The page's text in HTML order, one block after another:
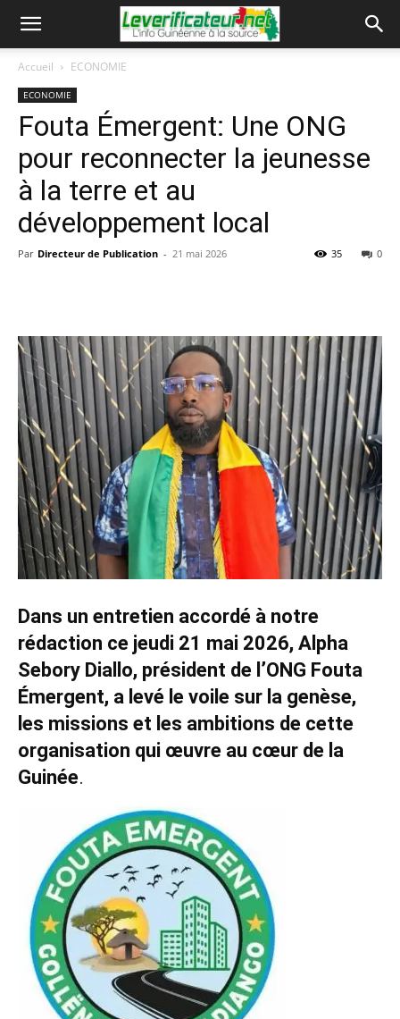
Accueil ECONOMIE
ECONOMIE
Fouta Émergent: Une ONG
pour reconnecter la jeunesse
à la terre et au
développement local
Par Directeur de Publication - 21 mai 2026 0
35
Dans un entretien accordé à notre
rédaction ce jeudi 21 mai 2026, Alpha
Sebory Diallo, président de l’ONG Fouta
Émergent, a levé le voile sur la genèse,
les missions et les ambitions de cette
organisation qui œuvre au cœur de la
Guinée.